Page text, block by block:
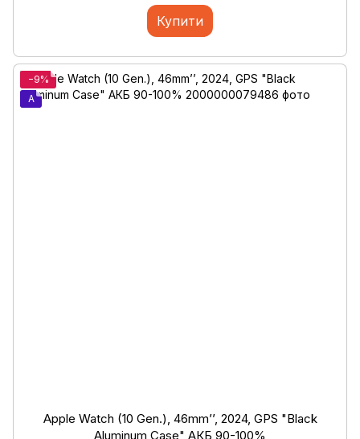
Купити
−9%
A
Apple Watch (10 Gen.), 46mm’’, 2024, GPS "Black
Aluminum Case" АКБ 90-100%